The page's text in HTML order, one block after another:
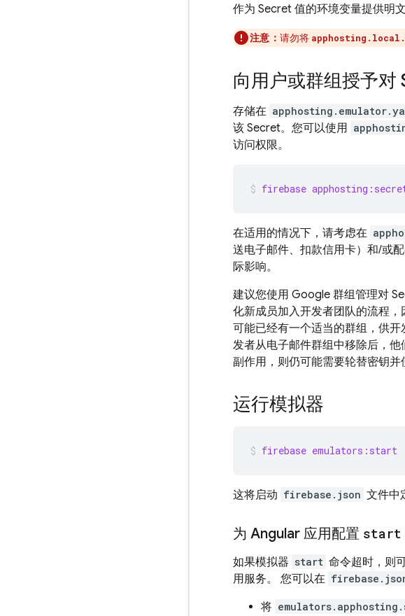
作为 Secret 值的环境变量提供明文
注意： 请勿将
向用户或群组授予对
存储在
该 Secret。您可以使用
访问权限。
firebase
在适用的情况下，请考虑在
送电子邮件、扣款信用卡）和/或
际影响。
建议您使用 Google 群组管理对
化新成员加入开发者团队的流程
可能已经有一个适当的群组，供
发者从电子邮件群组中移除后，
副作用，则仍可能需要轮替密钥并
运行模拟器
firebase emulators:start
这将启动 firebase.json 文件中
为 Angular 应用配置 start
如果模拟器 start 命令超时，则
用服务。 您可以在
将